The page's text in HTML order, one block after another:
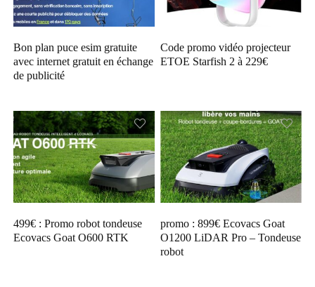
Bon plan puce esim gratuite
avec internet gratuit en échange
de publicité
Code promo vidéo projecteur
ETOE Starfish 2 à 229€
499€ : Promo robot tondeuse
Ecovacs Goat O600 RTK
promo : 899€ Ecovacs Goat
O1200 LiDAR Pro – Tondeuse
robot